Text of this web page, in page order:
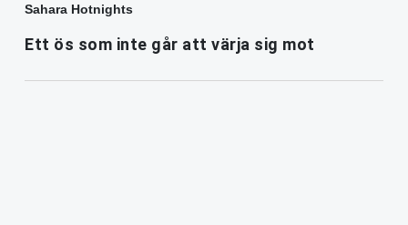
Sahara Hotnights
Ett ös som inte går att värja sig mot